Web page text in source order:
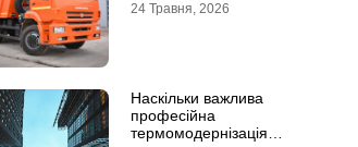
24 Травня, 2026
Наскільки важлива
професійна
термомодернізація